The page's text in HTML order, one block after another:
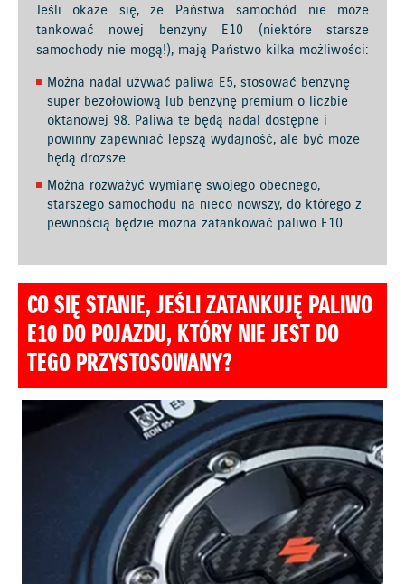
Jeśli okaże się, że Państwa samochód nie może
tankować nowej benzyny E10 (niektóre starsze
samochody nie mogą!), mają Państwo kilka możliwości:
Można nadal używać paliwa E5, stosować benzynę
super bezołowiową lub benzynę premium o liczbie
oktanowej 98. Paliwa te będą nadal dostępne i
powinny zapewniać lepszą wydajność, ale być może
będą droższe.
Można rozważyć wymianę swojego obecnego,
starszego samochodu na nieco nowszy, do którego z
pewnością będzie można zatankować paliwo E10.
CO SIĘ STANIE, JEŚLI ZATANKUJĘ PALIWO
E10 DO POJAZDU, KTÓRY NIE JEST DO
TEGO PRZYSTOSOWANY?